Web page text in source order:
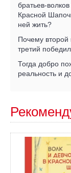
братьев-
Красной
ней жить?
Почему второй
третий
Тогда добро
реальность и